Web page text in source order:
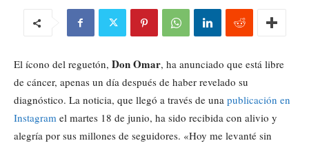
El ícono del reguetón, Don Omar, ha anunciado que está libre
de cáncer, apenas un día después de haber revelado su
diagnóstico. La noticia, que llegó a través de una publicación en
Instagram el martes 18 de junio, ha sido recibida con alivio y
alegría por sus millones de seguidores. «Hoy me levanté sin